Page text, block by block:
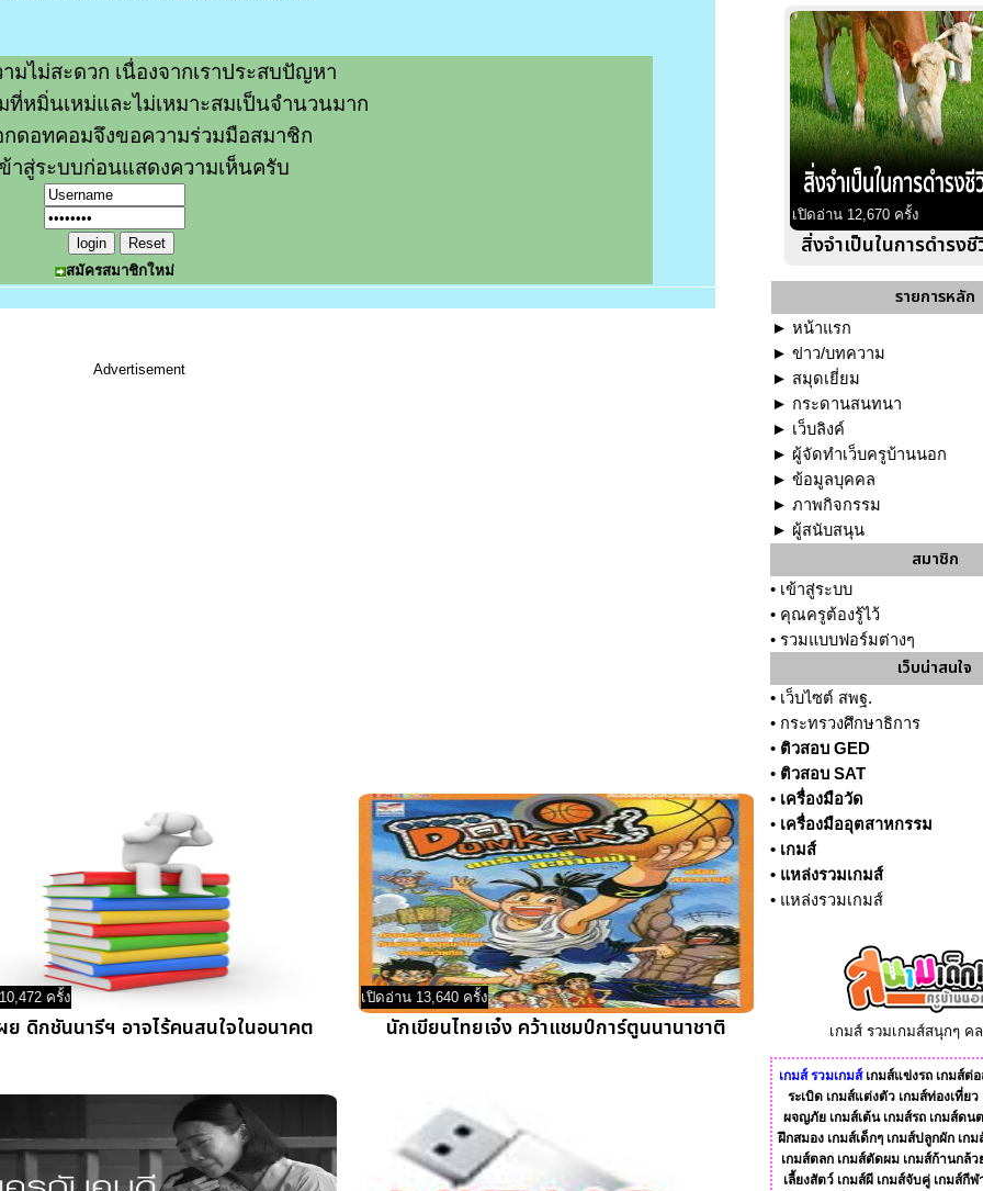
มไม่สะดวก เนื่องจากเราประสบปัญหา
หมิ่นเหม่และไม่เหมาะสมเป็นจำนวนมาก
ดอทคอมจึงขอความร่วมมือสมาชิก
าสู่ระบบก่อนแสดงความเห็นครับ
สมัครสมาชิกใหม่
Advertisement
ครั้ง
ย ดิกชันนารีฯ อาจไร้คนสนใจในอนาคต
เปิดอ่าน 13,640 ครั้ง
นักเขียนไทยเจ๋ง คว้าแชมป์การ์ตูนนานาชาติ
เปิดอ่าน 12,670 ครั้ง
สิ่งจำเป็นในการดำรง
รายการหลัก
► หน้าแรก
► ข่าว/บทความ
► สมุดเยี่ยม
► กระดานสนทนา
► เว็บลิงค์
► ผู้จัดทำเว็บครูบ้านนอก
► ข้อมูลบุคคล
► ภาพกิจกรรม
► ผู้สนับสนุน
สมาชิก
• เข้าสู่ระบบ
• คุณครูต้องรู้ไว้
• รวมแบบฟอร์มต่างๆ
เว็บน่าสนใจ
• เว็บไซต์ สพฐ.
• กระทรวงศึกษาธิการ
• ติวสอบ GED
• ติวสอบ SAT
• เครื่องมือวัด
• เครื่องมืออุตสาหกรรม
• เกมส์
• แหล่งรวมเกมส์
• แหล่งรวมเกมส์
เกมส์ รวมเกมส์สนุกๆ ค
เกมส์ รวมเกมส์ เกมส์แข่งรถ เกมส์ต่อ
ระเบิด เกมส์แต่งตัว เกมส์ท่องเที่ยว
ผจญภัย เกมส์เต้น เกมส์รถ เกมส์ดน
ฝึกสมอง เกมส์เด็กๆ เกมส์ปลูกผัก เก
เกมส์ตลก เกมส์ตัดผม เกมส์ก้านกล้ว
เลี้ยงสัตว์ เกมส์ผี เกมส์จับคู่ เกมส์กีฬ